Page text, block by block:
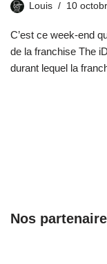
Louis 10
C’est ce week-end
de la franchise The
durant lequel la
Nos